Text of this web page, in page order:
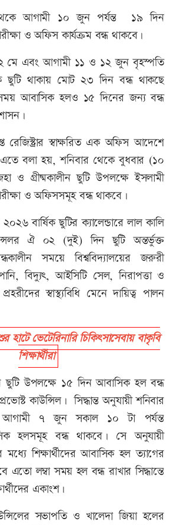
আগামী ১০ জুন পর্যন্ত ১৯ দিন
ও অফিস কার্যক্রম বন্ধ থাকবে।
মে এবং আগামী ১১ ও ১২ জুন বৃহস্পতি
ছুটি থাকায় মোট ২৩ দিন বন্ধ থাকছে
আবাসিক হলও ১৫ দিনের জন্য বন্ধ
রেজিস্ট্রার স্বাক্ষরিত এক অফিস আদেশে
বলা হয়, শনিবার থেকে বুধবার (১০
ও গ্রীষ্মকালীন ছুটি উপলক্ষে ইসলামী
ও অফিসসমূহ বন্ধ থাকবে।
বার্ষিক ছুটির ক্যালেন্ডারে লাল কালি
ঐ ০২ (দুই) দিন ছুটি অন্তর্ভুক্ত
সময়ে বিশ্ববিদ্যালয়ের জরুরী
বিদ্যুৎ, আইসিটি সেল, নিরাপত্তা ও
স্বাস্থ্যবিধি মেনে দায়িত্ব পালন
ভেটেরিনারি চিকিৎসাসেবায় বাকৃবি
শিক্ষার্থীরা
ছুটি উপলক্ষে ১৫ দিন আবাসিক হল বন্ধ
কাউন্সিল। সিদ্ধান্ত অনুযায়ী শনিবার
৭ জুন সকাল ১০ টা পর্যন্ত
হলসমূহ বন্ধ থাকবে। সে অনুযায়ী
শিক্ষার্থীদের আবাসিক হল ত্যাগের
এতো লম্বা সময় হল বন্ধ রাখার সিদ্ধান্তে
একাংশ।
সভাপতি ও খালেদা জিয়া হলের